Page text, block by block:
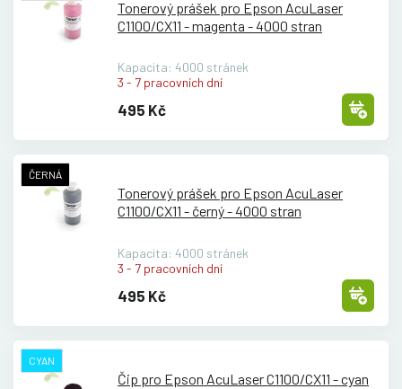
Tonerový prášek pro Epson AcuLaser
C1100/CX11 - magenta - 4000 stran
Kapacita: 4000 stránek
3 - 7 pracovních dní
495 Kč
ČERNÁ
Tonerový prášek pro Epson AcuLaser
C1100/CX11 - černý - 4000 stran
Kapacita: 4000 stránek
3 - 7 pracovních dní
495 Kč
CYAN
Čip pro Epson AcuLaser C1100/CX11 - cyan